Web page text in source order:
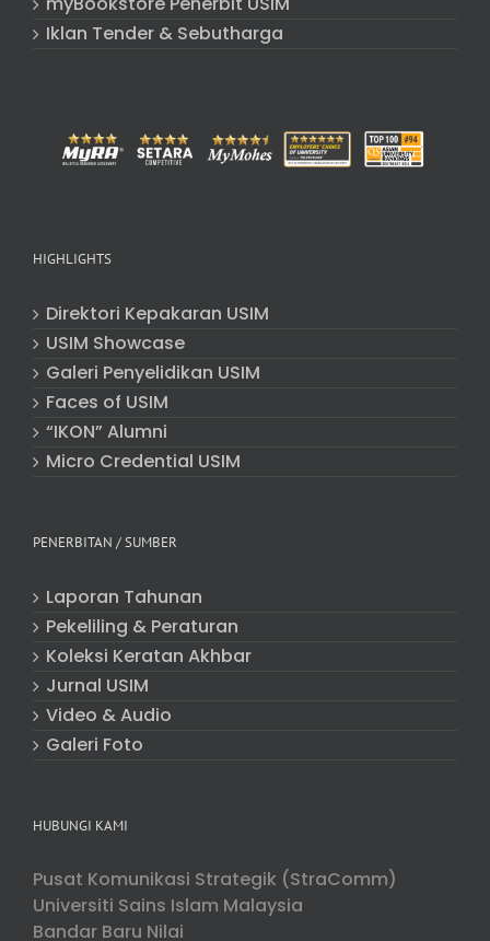
Iklan Tender & Sebutharga
HIGHLIGHTS
Direktori Kepakaran USIM
USIM Showcase
Galeri Penyelidikan USIM
Faces of USIM
“IKON” Alumni
Micro Credential USIM
PENERBITAN / SUMBER
Laporan Tahunan
Pekeliling & Peraturan
Koleksi Keratan Akhbar
Jurnal USIM
Video & Audio
Galeri Foto
HUBUNGI KAMI
Pusat Komunikasi Strategik (StraComm)
Universiti Sains Islam Malaysia
Bandar Baru Nilai